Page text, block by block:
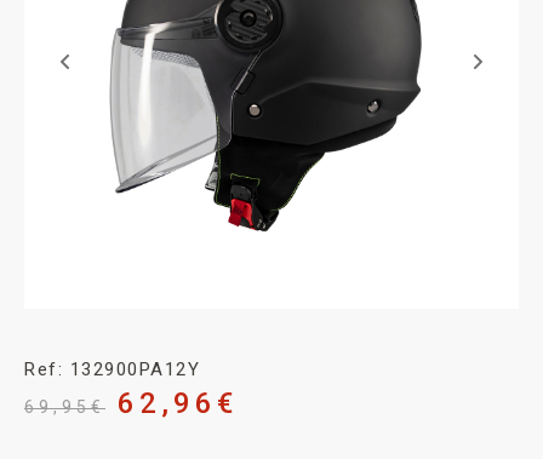
Ref: 132900PA12Y
69,95€ 62,96 €